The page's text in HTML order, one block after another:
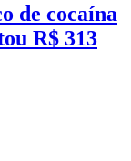
de cocaína
R$ 313